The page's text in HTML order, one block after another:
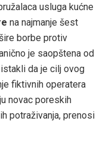
usluga kućne
na najmanje šest
borbe protiv
je saopštena od
da je cilj ovog
fiktivnih operatera
novac poreskih
potraživanja, prenosi